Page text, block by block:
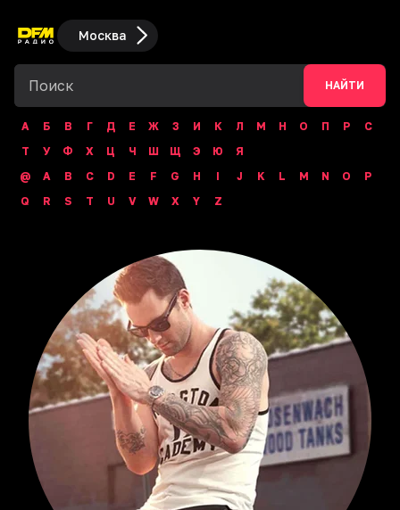
Москва
НАЙТИ
А Б В Г Д Е Ж З И К Л М Н О П Р
С
Т
У Ф Х Ц Ч Ш Щ Э Ю
Я
@
A B C D E F G H I J K L M N O
P
Q
R S T U V W X Y Z